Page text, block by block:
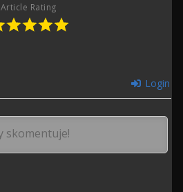
Article Rating
Login